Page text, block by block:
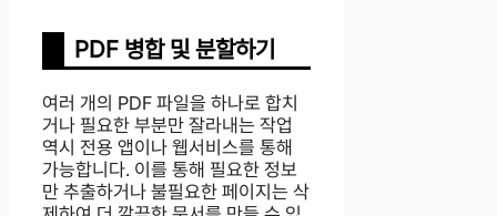
PDF 병합 및 분할하기
여러 개의 PDF 파일을 하나로 합치
거나 필요한 부분만 잘라내는 작업
역시 전용 앱이나 웹서비스를 통해
가능합니다. 이를 통해 필요한 정보
만 추출하거나 불필요한 페이지는 삭